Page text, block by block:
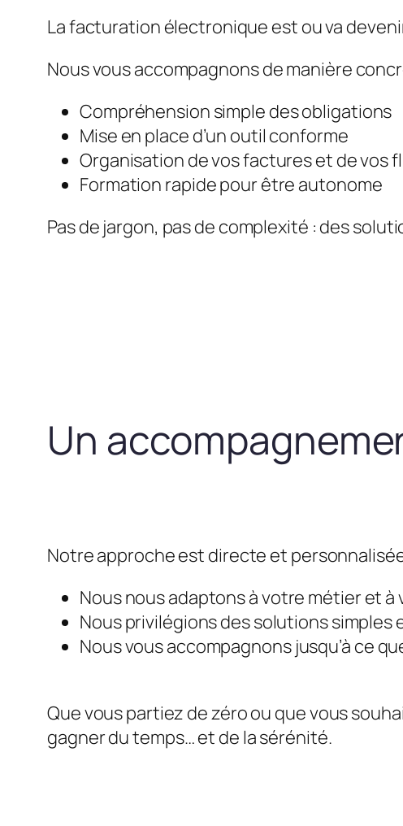
La facturation électronique est ou va
Nous vous accompagnons de manière
Compréhension simple des obligations
Mise en place d’un outil conforme
Organisation de vos factures et de vos
Formation rapide pour être autonome
Pas de jargon, pas de complexité : des
Un
Notre approche est directe et
Nous nous adaptons à votre métier et
Nous privilégions des solutions simples
Nous vous accompagnons jusqu’à ce
Que vous partiez de zéro ou que vous
gagner du temps… et de la sérénité.